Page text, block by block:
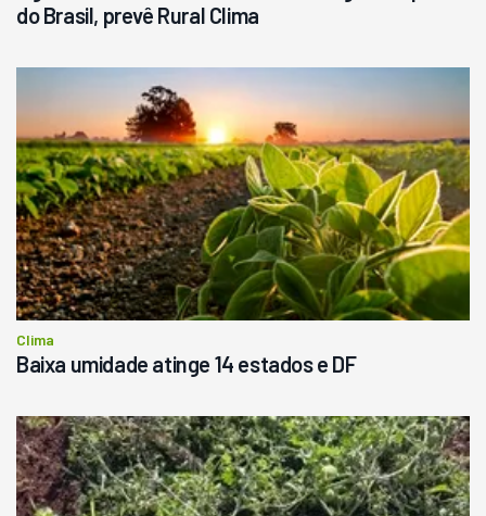
do Brasil, prevê Rural Clima
Clima
Baixa umidade atinge 14 estados e DF